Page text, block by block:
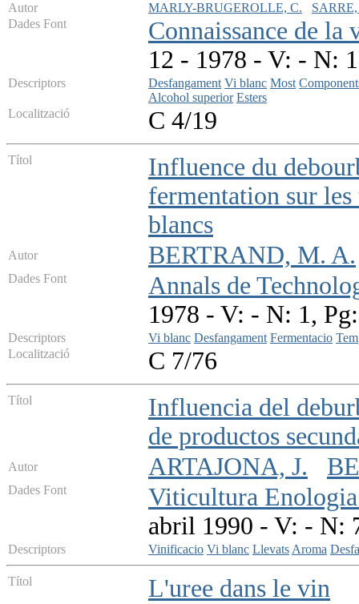
Autor MARLY-BRUGEROLLE, C.
Dades Font
Connaissance de la
12 - 1978 - V: - N:
Descriptors Desfangament Vi blanc Most
Alcohol superior Esters
Localització
C 4/19
Títol
Influence du
fermentation sur les
blancs
Autor BERTRAND, M. A.
Dades Font
Annals de
1978 - V: - N: 1,
Descriptors Vi blanc Desfangament Fermentacio
Localització
C 7/76
Títol
Influencia del
de productos
Autor ARTAJONA, J.
Dades Font
Viticultura
abril 1990 - V: - N:
Descriptors Vinificacio Vi blanc LlevatsAroma
Títol L'uree dans le vin